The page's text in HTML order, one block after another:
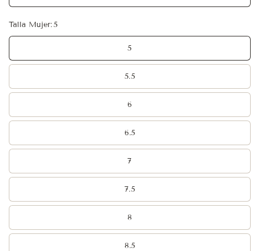
Talla Mujer:5
5
5.5
6
6.5
7
7.5
8
8.5